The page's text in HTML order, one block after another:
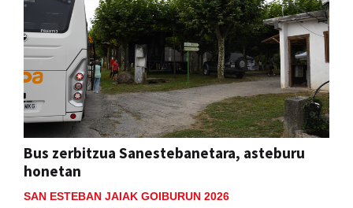
Bus zerbitzua Sanestebanetara, asteburu
honetan
SAN ESTEBAN JAIAK GOIBURUN 2026